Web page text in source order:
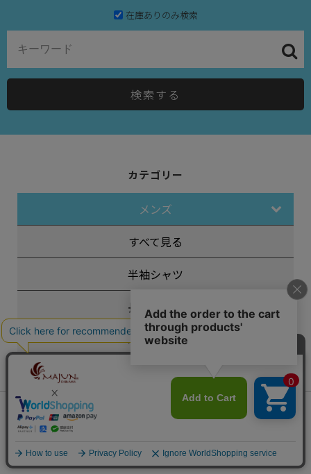
在庫ありのみ検索
検索する
カテゴリー
メンズ
すべて見る
半袖シャツ
長袖シャツ
ポロシャツ
フォーマル
会員は935ポイント付与！
¥18,700税込